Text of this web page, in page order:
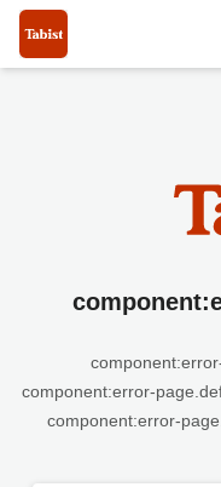
component:error-
component:error-